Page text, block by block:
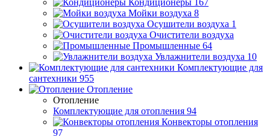
Кондиционеры
167
Мойки воздуха 8
Осушители воздуха 1
Очистители воздуха
Промышленные 64
Увлажнители воздуха 10
Комплектующие для
сантехники 955
Отопление
Отопление
Комплектующие для отопления 94
Конвекторы отопления
97